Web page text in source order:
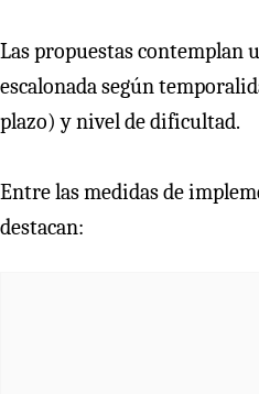
Las propuestas contemplan
escalonada según
plazo) y nivel de dificultad.
Entre las medidas de
destacan: